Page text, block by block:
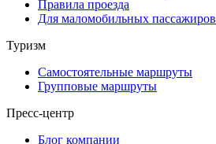
Правила проезда
Для маломобильных пассажиров
Туризм
Самостоятельные маршруты
Групповые маршруты
Пресс-центр
Блог компании